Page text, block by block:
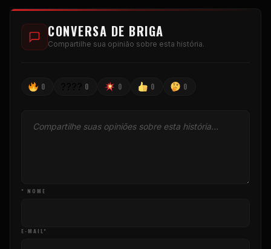
CONVERSA DE BRIGA
Compartilhe sua opinião sobre esta história.
0 0 0 0 0
* NOME
E-MAIL*